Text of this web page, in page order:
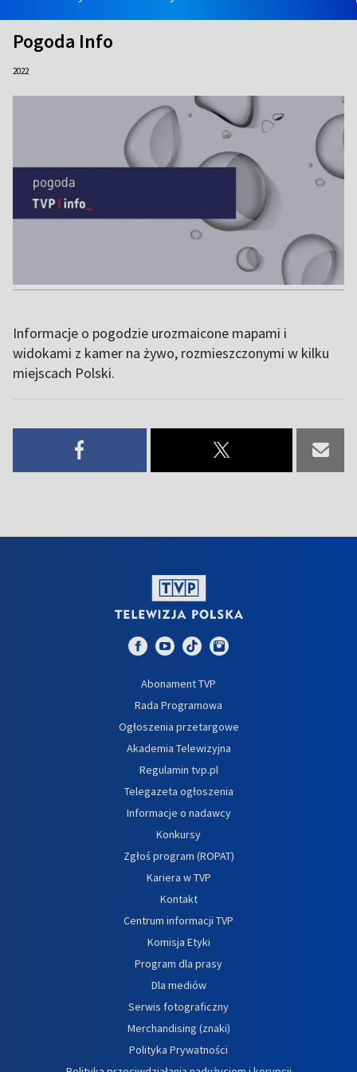
Pogoda Info
2022
Informacje o pogodzie urozmaicone mapami i
widokami z kamer na żywo, rozmieszczonymi w kilku
miejscach Polski.
Abonament TVP
Rada Programowa
Ogłoszenia przetargowe
Akademia Telewizyjna
Regulamin tvp.pl
Telegazeta ogłoszenia
Informacje o nadawcy
Konkursy
Zgłoś program (ROPAT)
Kariera w TVP
Kontakt
Centrum informacji TVP
Komisja Etyki
Program dla prasy
Dla mediów
Serwis fotograficzny
Merchandising (znaki)
Polityka Prywatności